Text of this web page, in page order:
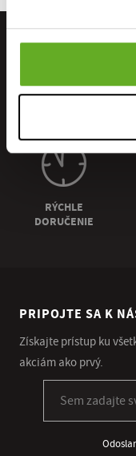
RÝCHLE
DORUČENIE
PRIPOJTE SA K
Získajte prístup ku
akciám ako prvý.